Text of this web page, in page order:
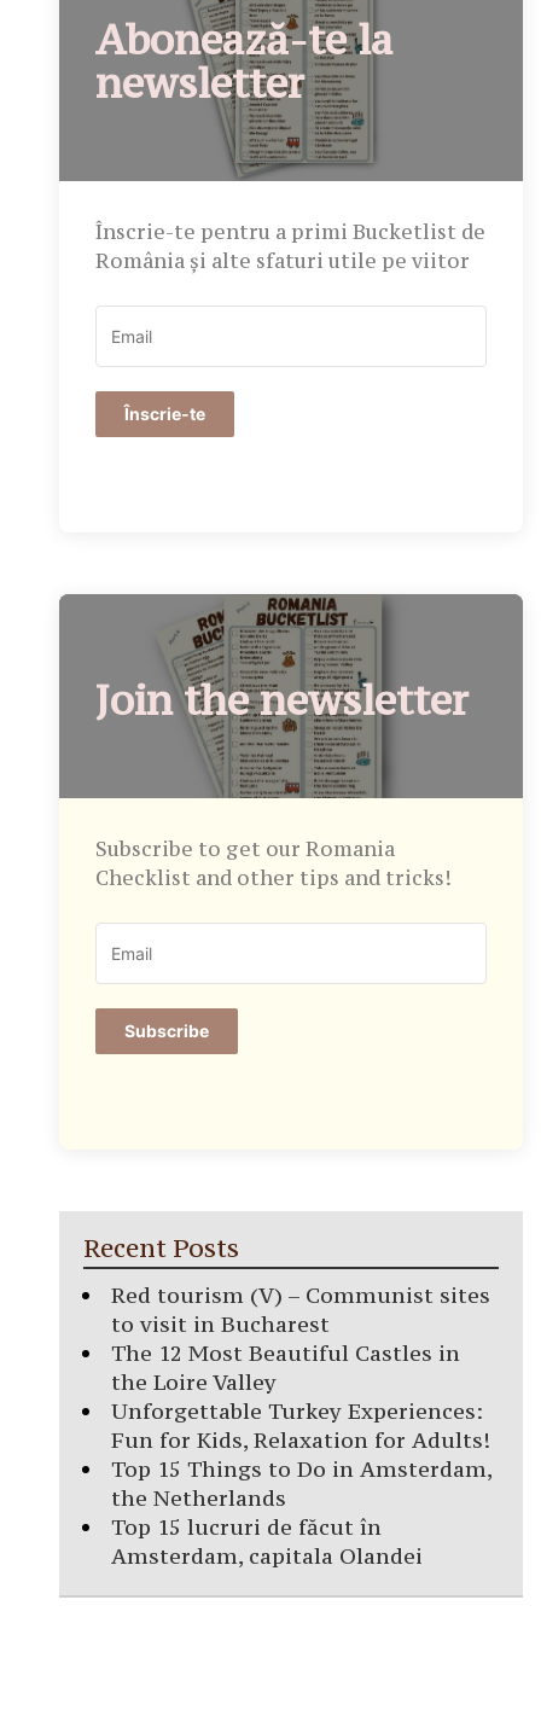
Abonează-te la
newsletter
Înscrie-te pentru a primi Bucketlist de
România și alte sfaturi utile pe viitor
Înscrie-te
Join the newsletter
Subscribe to get our Romania
Checklist and other tips and tricks!
Subscribe
Recent Posts
Red tourism (V) – Communist sites
to visit in Bucharest
The 12 Most Beautiful Castles in
the Loire Valley
Unforgettable Turkey Experiences:
Fun for Kids, Relaxation for Adults!
Top 15 Things to Do in Amsterdam,
the Netherlands
Top 15 lucruri de făcut în
Amsterdam, capitala Olandei